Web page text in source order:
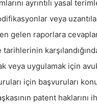
ayrıntılı yasal
veya
gelen raporlara
veya uygulamak için
için başvuruları
patent